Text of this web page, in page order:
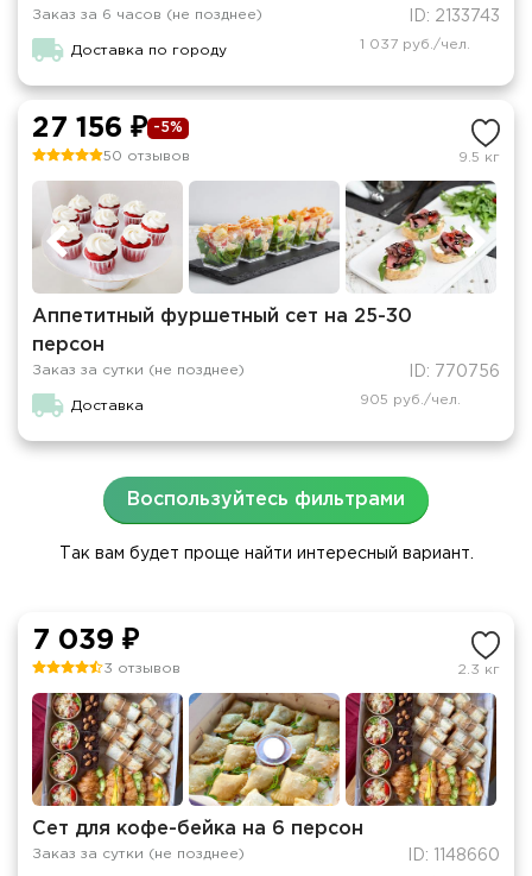
Заказ за 6 часов (не позднее) ID: 2133743
Доставка по городу 1 037 руб./чел.
27 156 ₽ -5%
50 отзывов 9.5 кг
Аппетитный фуршетный сет на 25-30
персон
Заказ за сутки (не позднее) ID: 770756
Доставка 905 руб./чел.
Воспользуйтесь фильтрами
Так вам будет проще найти интересный вариант.
7 039 ₽
3 отзывов 2.3 кг
Сет для кофе-бейка на 6 персон
Заказ за сутки (не позднее) ID: 1148660